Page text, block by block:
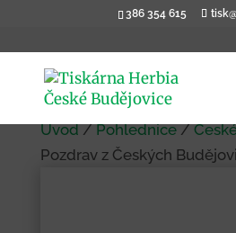
386 354 615
Úvod/Pohlednice/
Pozdrav z Českých